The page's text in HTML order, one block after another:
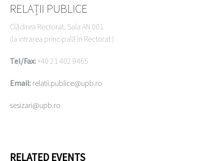
RELAȚII PUBLICE
Clădirea Rectorat, Sala AN 001
(la intrarea principală în Rectorat )
Tel/Fax:+40 21 402 9465
Email: relatii.publice@upb.ro
sesizari@upb.ro
RELATED EVENTS